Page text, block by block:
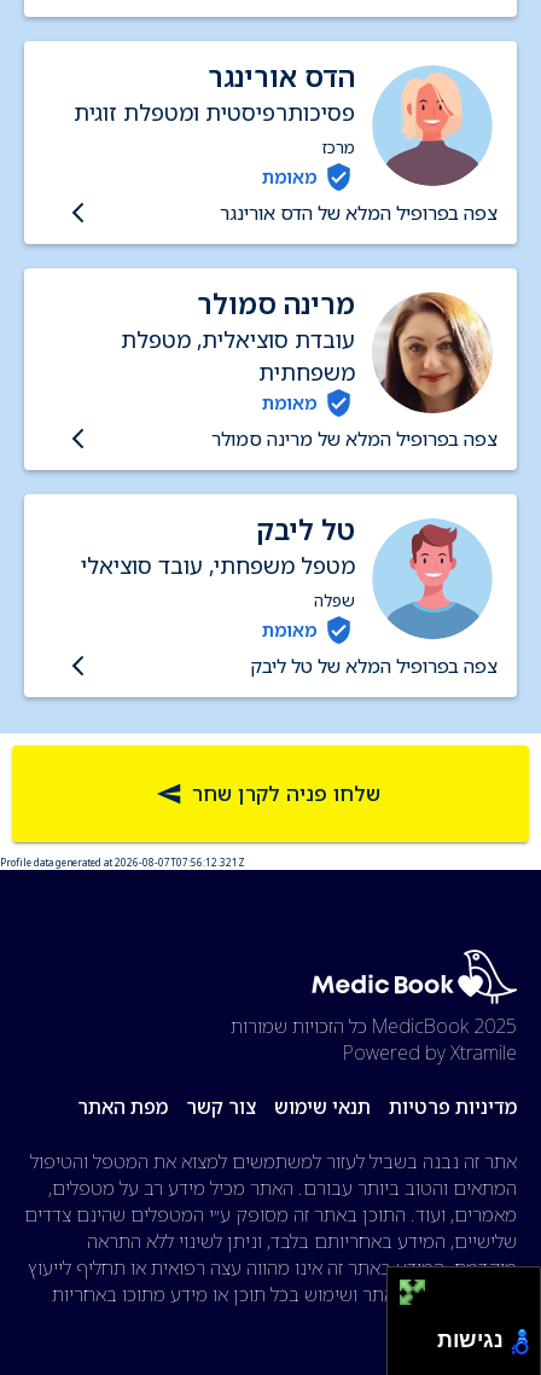
הדס אורינגר
פסיכותרפיסטית ומטפלת זוגית
מרכז
מאומת
צפה בפרופיל המלא של הדס אורינגר
מרינה סמולר
עובדת סוציאלית, מטפלת
משפחתית
מאומת
צפה בפרופיל המלא של מרינה סמולר
טל ליבק
מטפל משפחתי, עובד סוציאלי
שפלה
מאומת
צפה בפרופיל המלא של טל ליבק
שלחו פניה לקרן שחר
Profile data generated at 2026-08-07T07:56:12.321Z
2025 MedicBook
כל הזכויות שמורות
Powered by Xtramile
מדיניות פרטיות תנאי שימוש צור קשר מפת האתר
אתר זה נבנה בשביל לעזור למשתמשים למצוא את המטפל והטיפול
המתאים והטוב ביותר עבורם. האתר מכיל מידע רב על מטפלים,
מאמרים, ועוד. התוכן באתר זה מסופק ע״י המטפלים שהינם צדדים
שלישיים, המידע באחריותם בלבד, וניתן לשינוי ללא התראה
מוקדמת. המידע באתר זה אינו מהווה עצה רפואית או תחליף לייעוץ
רפואי. הגלישה באתר ושימוש בכל תוכן או מידע מתוכו באחריות
נגישות